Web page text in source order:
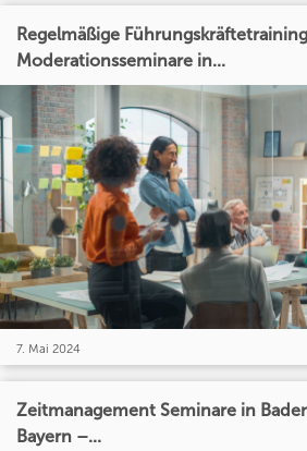
Regelmäßige
Moderationsseminare in...
7. Mai 2024
Zeitmanagement Seminare in
Bayern –...